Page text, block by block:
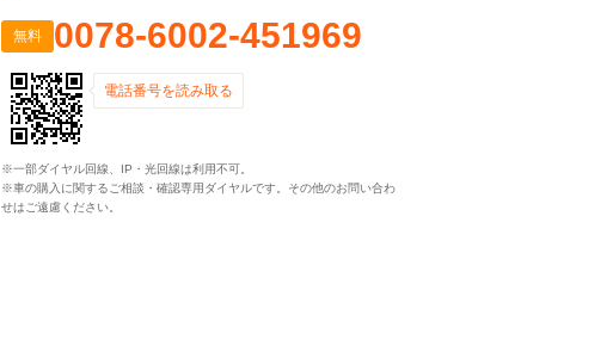
無料 0078-6002-451969
電話番号を読み取る
※一部ダイヤル回線、IP・光回線は利用不可。
※車の購入に関するご相談・確認専用ダイヤルです。その他のお問い合わ
せはご遠慮ください。